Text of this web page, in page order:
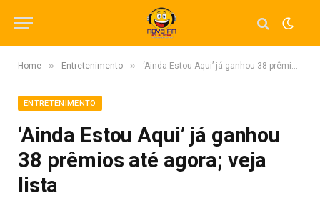
Home » Entretenimento » ‘Ainda Estou Aqui’ já ganhou 38 prêmios até agora; veja lista
ENTRETENIMENTO
‘Ainda Estou Aqui’ já ganhou
38 prêmios até agora; veja
lista